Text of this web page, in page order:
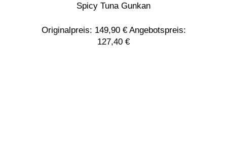
Spicy Tuna Gunkan
Originalpreis: 149,90 € Angebotspreis:
127,40 €